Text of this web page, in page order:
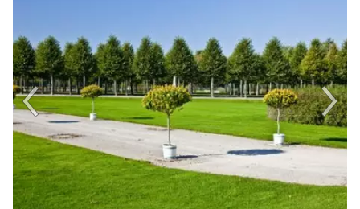
Wirtschaft
Ausgrabungen